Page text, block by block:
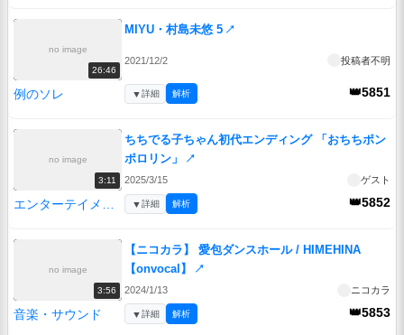
no image
26:46
MIYU・村島未悠 5 ↗
2021/12/2 投稿者不明
例のソレ 👑5851
▼詳細 解析
no image
3:11
ちちでる子ちゃん初代エンディング 「おちちポン
ポロリン」
↗
2025/3/15 ゲスト
👑5852
▼詳細 解析
no image
3:56
【ニコカラ】 愛包ダンスホール / HIMEHINA
【onvocal】
↗
2024/1/13 ニコカラ
音楽・サウンド 👑5853
▼詳細 解析